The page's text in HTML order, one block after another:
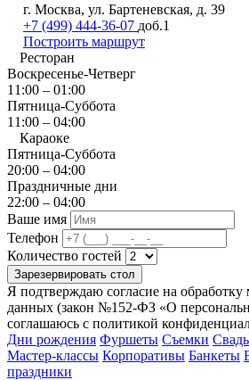
г. Москва, ул. Бартеневская, д. 39
+7 (499) 444-36-07 доб.1
Построить маршрут
Ресторан
Воскресенье-Четверг
11:00 – 01:00
Пятница-Суббота
11:00 – 04:00
Караоке
Пятница-Суббота
20:00 – 04:00
Праздничные дни
22:00 – 04:00
Ваше имя
Телефон
Количество гостей
Зарезервировать стол
Я подтверждаю согласие на
данных (закон №152-ФЗ «О
соглашаюсь с политикой
Дни рождения Фуршеты Съемки
Мастер-классы Корпоративы Банкеты
праздники